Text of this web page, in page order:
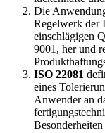
Die
Regelwerk der
einschlägigen
9001, her und
ISO 22081
eines
Anwender an